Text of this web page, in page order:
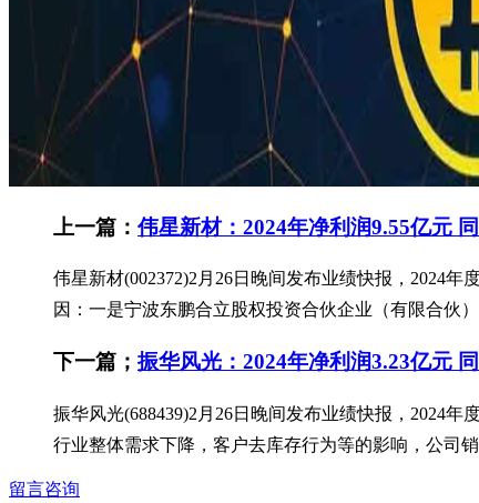
上一篇： 伟星新材：2024年净利润9.55亿元
伟星新材(002372)2月26日晚间发布业绩快报，2024
因：一是宁波东鹏合立股权投资合伙企业（有限合伙
下一篇； 振华风光：2024年净利润3.23亿元
振华风光(688439)2月26日晚间发布业绩快报，2024
行业整体需求下降，客户去库存行为等的影响，公司
留言咨询